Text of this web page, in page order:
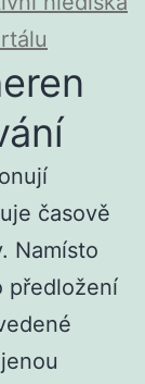
časově
Namísto
předložení